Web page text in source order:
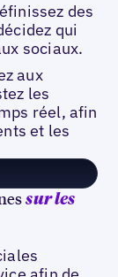
des
qui
sociaux.
aux
les
réel, afin
et les
sur les